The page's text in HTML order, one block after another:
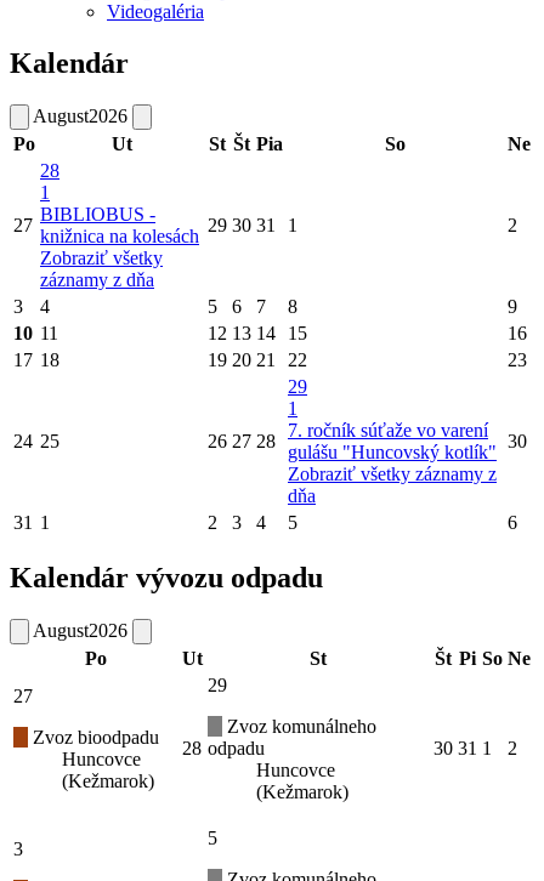
Videogaléria
Kalendár
August2026
Po
Ut St Št Pia So Ne
27
28
1
BIBLIOBUS -
knižnica na kolesách
Zobraziť všetky
záznamy z dňa
29 30 31 1 2
3 4 5 6 7 8
9
10 11 12 13 14 15
16
17 18 19 20 21 22 23
24 25 26 27 28
29
1
7. ročník súťaže vo varení
gulášu "Huncovský kotlík"
Zobraziť všetky záznamy z
dňa
30
31 1 2 3 4 5 6
Kalendár vývozu odpadu
August2026
Po
Ut St Št Pi So Ne
27
Zvoz bioodpadu
Huncovce
(Kežmarok)
28
29
Zvoz komunálneho
odpadu
Huncovce
(Kežmarok)
30 31 1 2
3
5